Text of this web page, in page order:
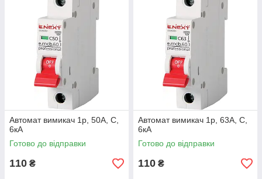
Автомат вимикач 1р, 50А, C,
6кА
Готово до відправки
110 ₴
Автомат вимикач 1р, 63А, C,
6кА
Готово до відправки
110 ₴